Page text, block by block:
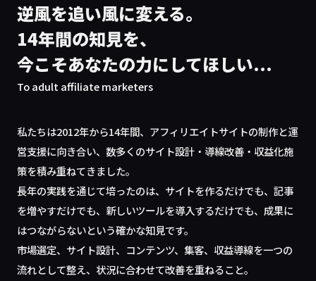
逆風を追い風に変える。
14年間の知見を、
今こそあなたの力にしてほしい...
To adult affiliate marketers
私たちは2012年から14年間、アフィリエイトサイトの制作と運
営支援に向き合い、数多くのサイト設計・導線改善・収益化施
策を積み重ねてきました。
長年の実践を通じて培ったのは、サイトを作るだけでも、記事
を増やすだけでも、新しいツールを導入するだけでも、成果に
はつながらないという確かな知見です。
市場選定、サイト設計、コンテンツ、集客、収益導線を一つの
流れとして整え、状況に合わせて改善を重ねること。